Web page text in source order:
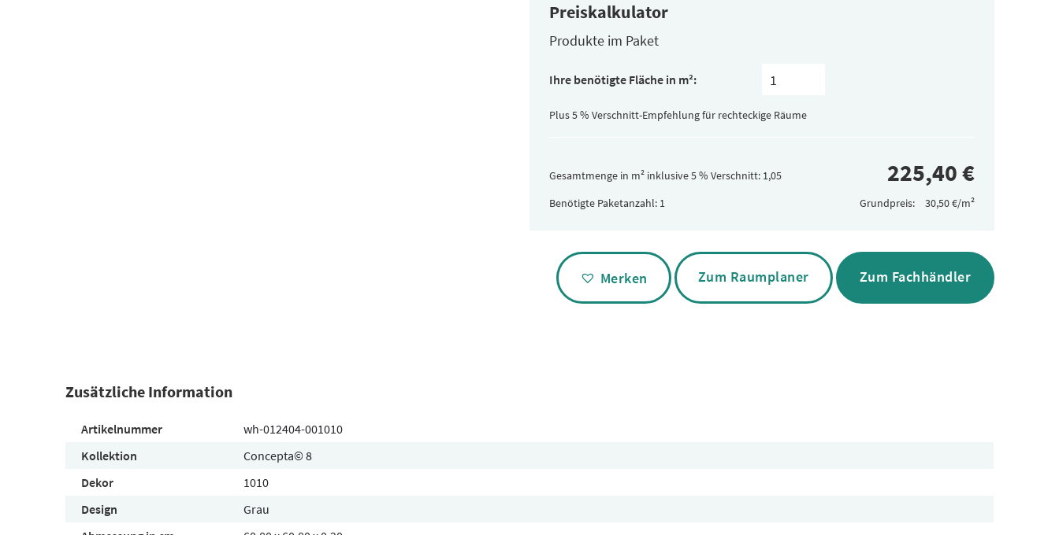
Preiskalkulator
Produkte im Paket
pro
(versteckt)
Ihre benötigte Fläche in m²:
Plus 5 % Verschnitt-Empfehlung für rechteckige Räume
Gesamtmenge in m² inklusive 5 % Verschnitt:
Benötigte Paketanzahl:
Grundpreis:
Alternative:
Merken Zum Raumplaner Zum Fachhändler
Zusätzliche Information
Artikelnummer
wh-012404-001010
Kollektion
Concepta© 8
Dekor
1010
Design
Grau